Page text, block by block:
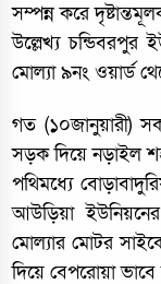
সম্পন্ন করে
উল্লেখ্য চন্ডিবরপুর
মোল্যা ৯নং ওয়ার্ড
গত (১০জানুয়ারী)
সড়ক দিয়ে নড়াইল
পথিমধ্যে
আউড়িয়া ইউনিয়নের
মোল্যার মোটর
দিয়ে বেপরোয়া